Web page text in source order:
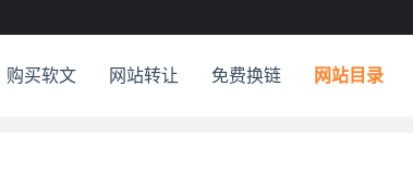
购买软文 网站转让 免费换链 网站目录